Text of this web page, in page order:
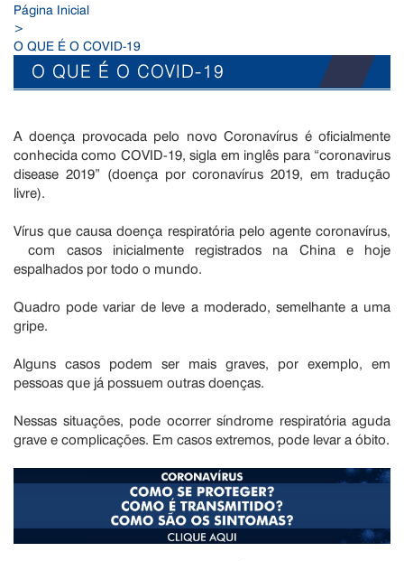
Página Inicial
>
O QUE É O COVID-19
O QUE É O COVID-19
A doença provocada pelo novo Coronavírus é oficialmente
conhecida como COVID-19, sigla em inglês para “coronavirus
disease 2019” (doença por coronavírus 2019, em tradução
livre).
Vírus que causa doença respiratória pelo agente coronavírus,
com casos inicialmente registrados na China e hoje
espalhados por todo o mundo.
Quadro pode variar de leve a moderado, semelhante a uma
gripe.
Alguns casos podem ser mais graves, por exemplo, em
pessoas que já possuem outras doenças.
Nessas situações, pode ocorrer síndrome respiratória aguda
grave e complicações. Em casos extremos, pode levar a óbito.